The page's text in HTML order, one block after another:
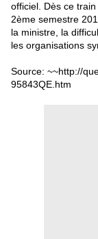
officiel. Dès ce
2ème semestre
la ministre, la
les organisations
Source: ~~http://
95843QE.htm